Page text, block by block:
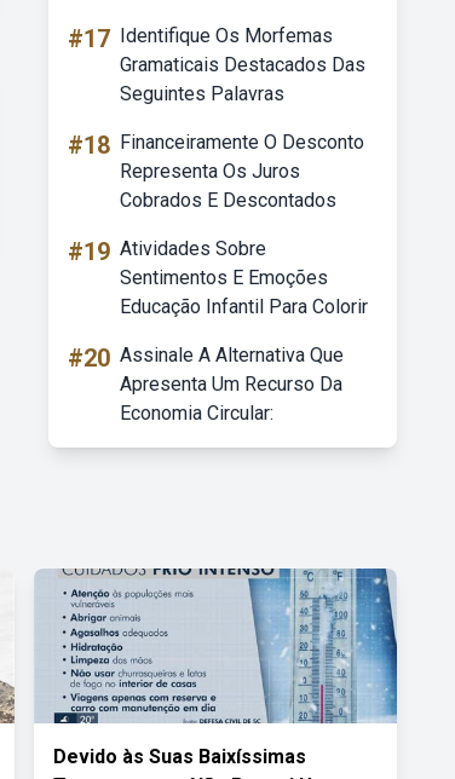
#17 Identifique Os Morfemas
Gramaticais Destacados Das
Seguintes Palavras
#18 Financeiramente O Desconto
Representa Os Juros
Cobrados E Descontados
#19 Atividades Sobre
Sentimentos E Emoções
Educação Infantil Para Colorir
#20 Assinale A Alternativa Que
Apresenta Um Recurso Da
Economia Circular:
Devido às Suas Baixíssimas